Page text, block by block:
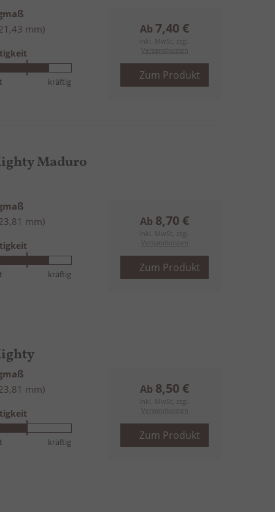
mm)
kräftig
Ab 7,40 €
inkl. MwSt, zzgl.
Versandkosten
Zum Produkt
Maduro
mm)
kräftig
Ab 8,70 €
inkl. MwSt, zzgl.
Versandkosten
Zum Produkt
mm)
kräftig
Ab 8,50 €
inkl. MwSt, zzgl.
Versandkosten
Zum Produkt